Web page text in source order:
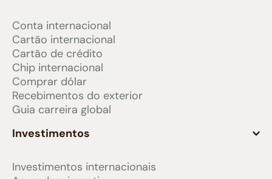
Conta internacional
Cartão internacional
Cartão de crédito
Chip internacional
Comprar dólar
Recebimentos do exterior
Guia carreira global
Investimentos
Investimentos internacionais